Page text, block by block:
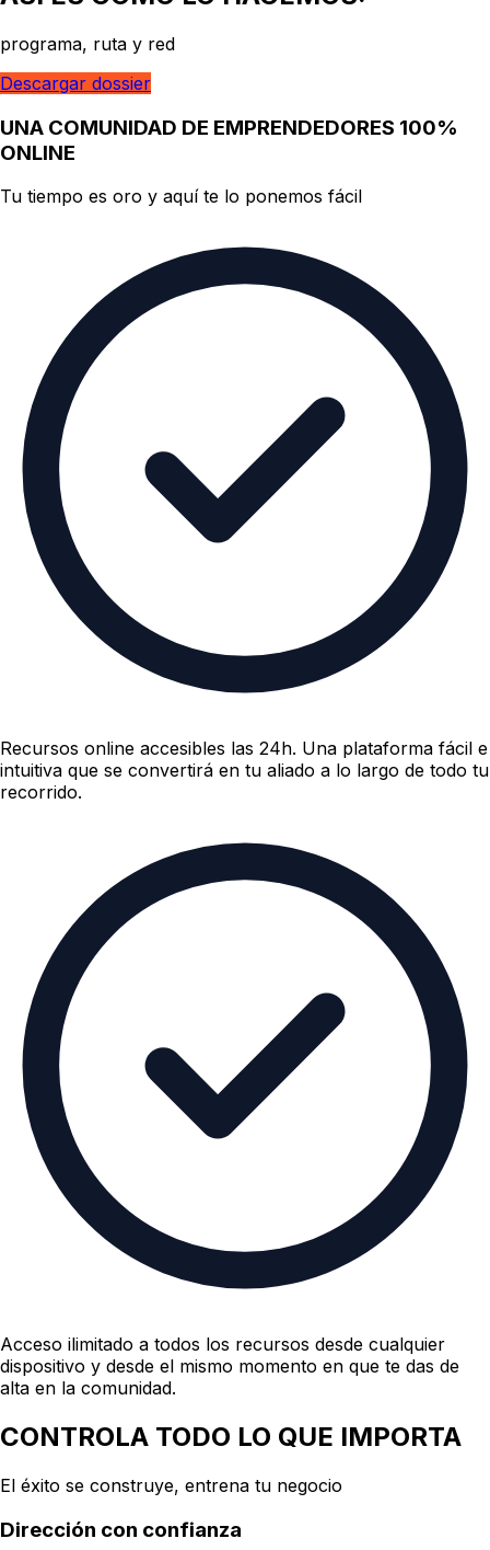
programa, ruta y red
Descargar dossier
UNA COMUNIDAD DE EMPRENDEDORES 100%
ONLINE
Tu tiempo es oro y aquí te lo ponemos fácil
Recursos online accesibles las 24h. Una plataforma fácil e
intuitiva que se convertirá en tu aliado a lo largo de todo tu
recorrido.
Acceso ilimitado a todos los recursos desde cualquier
dispositivo y desde el mismo momento en que te das de
alta en la comunidad.
CONTROLA TODO LO QUE IMPORTA
El éxito se construye, entrena tu negocio
Dirección con confianza